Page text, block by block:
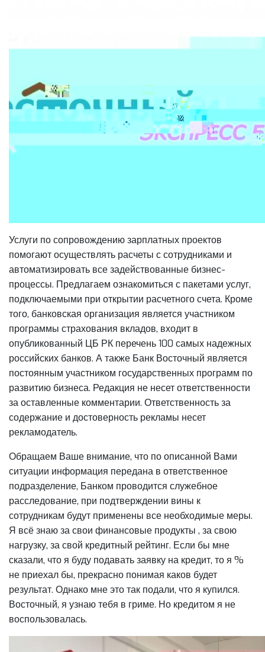
Услуги по сопровождению зарплатных проектов
помогают осуществлять расчеты с сотрудниками и
автоматизировать все задействованные бизнес-
процессы. Предлагаем ознакомиться с пакетами услуг,
подключаемыми при открытии расчетного счета. Кроме
того, банковская организация является участником
программы страхования вкладов, входит в
опубликованный ЦБ РК перечень 100 самых надежных
российских банков. А также Банк Восточный является
постоянным участником государственных программ по
развитию бизнеса. Редакция не несет ответственности
за оставленные комментарии. Ответственность за
содержание и достоверность рекламы несет
рекламодатель.
Обращаем Ваше внимание, что по описанной Вами
ситуации информация передана в ответственное
подразделение, Банком проводится служебное
расследование, при подтверждении вины к
сотрудникам будут применены все необходимые меры.
Я всё знаю за свои финансовые продукты , за свою
нагрузку, за свой кредитный рейтинг. Если бы мне
сказали, что я буду подавать заявку на кредит, то я %
не приехал бы, прекрасно понимая каков будет
результат. Однако мне это так подали, что я купился.
Восточный, я узнаю тебя в гриме. Но кредитом я не
воспользовалась.